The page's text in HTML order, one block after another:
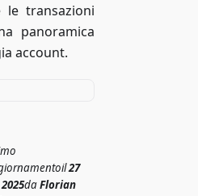
transazioni
panoramica
account.
il27
daFlorian